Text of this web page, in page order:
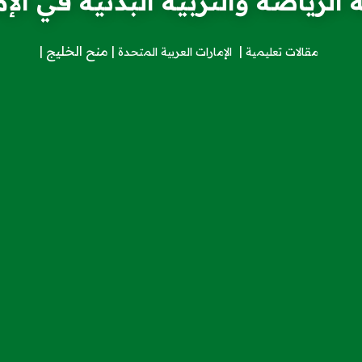
مقالات تعليمية الإمارات العربية المتحدة منح الخليج